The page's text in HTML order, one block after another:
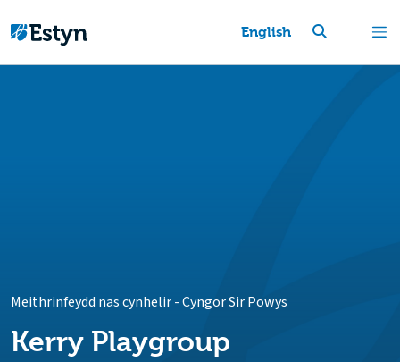
English
Meithrinfeydd nas cynhelir-Cyngor Sir Powys
Kerry Playgroup